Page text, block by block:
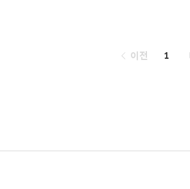
페
이전 1